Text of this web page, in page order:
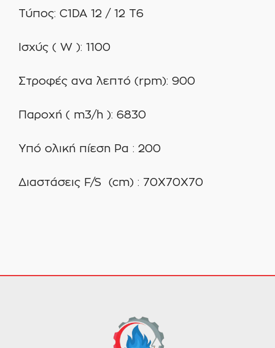
Τύπος: C1DA 12 / 12 T6
Ισχύς ( W ): 1100
Στροφές ανα λεπτό (rpm): 900
Παροχή ( m3/h ): 6830
Υπό ολική πίεση Pa : 200
Διαστάσεις F/S (cm) : 70X70X70